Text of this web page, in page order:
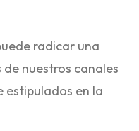
radicar una
nuestros canales
estipulados en la